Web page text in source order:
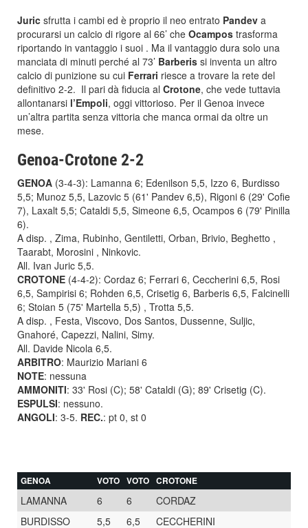
Juric sfrutta i cambi ed è proprio il neo entrato Pandev a
procurarsi un calcio di rigore al 66’ che Ocampos trasforma
riportando in vantaggio i suoi . Ma il vantaggio dura solo una
manciata di minuti perché al 73’ Barberis si inventa un altro
calcio di punizione su cui Ferrari riesce a trovare la rete del
definitivo 2-2. Il pari dà fiducia al Crotone, che vede tuttavia
allontanarsi l’Empoli, oggi vittorioso. Per il Genoa invece
un’altra partita senza vittoria che manca ormai da oltre un
mese.
Genoa-Crotone 2-2
GENOA (3-4-3): Lamanna 6; Edenilson 5,5, Izzo 6, Burdisso
5,5; Munoz 5,5, Lazovic 5 (61' Pandev 6,5), Rigoni 6 (29' Cofie
7), Laxalt 5,5; Cataldi 5,5, Simeone 6,5, Ocampos 6 (79' Pinilla
6).
A disp. , Zima, Rubinho, Gentiletti, Orban, Brivio, Beghetto ,
Taarabt, Morosini , Ninkovic.
All. Ivan Juric 5,5.
CROTONE (4-4-2): Cordaz 6; Ferrari 6, Ceccherini 6,5, Rosi
6,5, Sampirisi 6; Rohden 6,5, Crisetig 6, Barberis 6,5, Falcinelli
6; Stoian 5 (75' Martella 5,5) , Trotta 5,5.
A disp. , Festa, Viscovo, Dos Santos, Dussenne, Suljic,
Gnahoré, Capezzi, Nalini, Simy.
All. Davide Nicola 6,5.
ARBITRO: Maurizio Mariani 6
NOTE: nessuna
AMMONITI: 33' Rosi (C); 58' Cataldi (G); 89' Crisetig (C).
ESPULSI: nessuno.
ANGOLI: 3-5. REC.: pt 0, st 0
GENOA VOTO VOTO CROTONE
LAMANNA 6 6
CORDAZ
BURDISSO
5,5 6,5
CECCHERINI